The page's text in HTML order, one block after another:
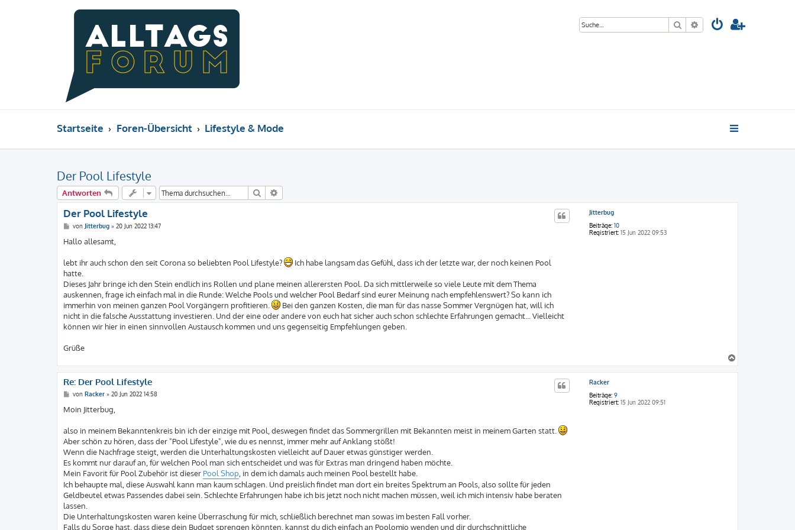
Suche Erweiterte Suche
Startseite Foren-Übersicht Lifestyle & Mode
Der Pool Lifestyle
Antworten Suche
Jitterbug
Beiträge: 10
Registriert: 15 Jun 2022 09:53
Der Pool Lifestyle
B
i
t
a
g
von Jitterbug» 20 Jun 2022 13:47
Hallo allesamt,
lebt ihr auch schon den seit Corona so beliebten Pool Lifestyle?
Ich habe langsam das Gefühl, dass ich der letzte war, der noch keinen Pool
hatte.
Dieses Jahr bringe ich den Stein endlich ins Rollen und plane meinen allerersten Pool. Da sich mittlerweile so viele Leute mit dem Thema
auskennen, frage ich einfach mal in die Runde: Welche Pools und welcher Pool Bedarf sind eurer Meinung nach empfehlenswert? So kann ich
immerhin von meinen ganzen Pool Vorgängern profitieren.
Bei den ganzen Kosten, die man für das nasse Sommer Vergnügen hat, will ich
nicht in die falsche Ausstattung investieren. Und der eine oder andere von euch hat sicher auch schon schlechte Erfahrungen gemacht... Vielleicht
können wir hier in einen sinnvollen Austausch kommen und uns gegenseitig Empfehlungen geben.
Grüße
a
c
Racker
Beiträge: 9
Registriert: 15 Jun 2022 09:51
Re: Der Pool Lifestyle
B
i
t
a
g
von Racker» 20 Jun 2022 14:58
Moin Jitterbug,
also in meinem Bekanntenkreis bin ich der einzige mit Pool, deswegen findet das Sommergrillen mit Bekannten meist in meinem Garten statt.
Aber schön zu hören, dass der "Pool Lifestyle", wie du es nennst, immer mehr auf Anklang stößt!
Wenn die Nachfrage steigt, werden die Unterhaltungskosten vielleicht auf Dauer etwas günstiger werden.
Es kommt nur darauf an, für welchen Pool man sich entscheidet und was für Extras man dringend haben möchte.
Mein Favorit für Pool Zubehör ist dieser Pool Shop , in dem ich damals auch meinen Pool bestellt habe.
Ich behaupte mal, diese Auswahl kann man kaum schlagen. Und preislich findet man dort ein breites Spektrum an Pools, also sollte für jeden
Geldbeutel etwas Passendes dabei sein. Schlechte Erfahrungen habe ich bis jetzt noch nicht machen müssen, weil ich mich intensiv habe beraten
lassen.
Die Unterhaltungskosten waren keine Überraschung für mich, schließlich berechnet man sowas im besten Fall vorher.
Falls du Sorge hast, dass diese dein Budget sprengen könnten, kannst du dich einfach an Poolomio wenden und dir durchschnittliche